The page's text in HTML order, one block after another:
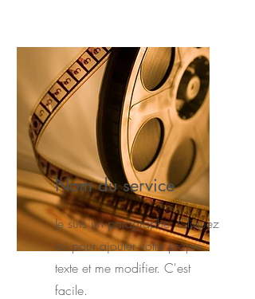
Nom du service
Je suis un paragraphe. Cliquez
ici pour ajouter votre propre
texte et me modifier. C'est
facile.